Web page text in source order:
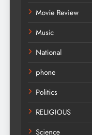
Movie Review
Music
National
phone
Politics
RELIGIOUS
Science